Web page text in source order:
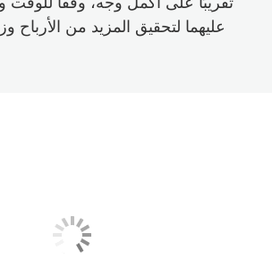
عليهما لتحقيق المزيد من الأرباح